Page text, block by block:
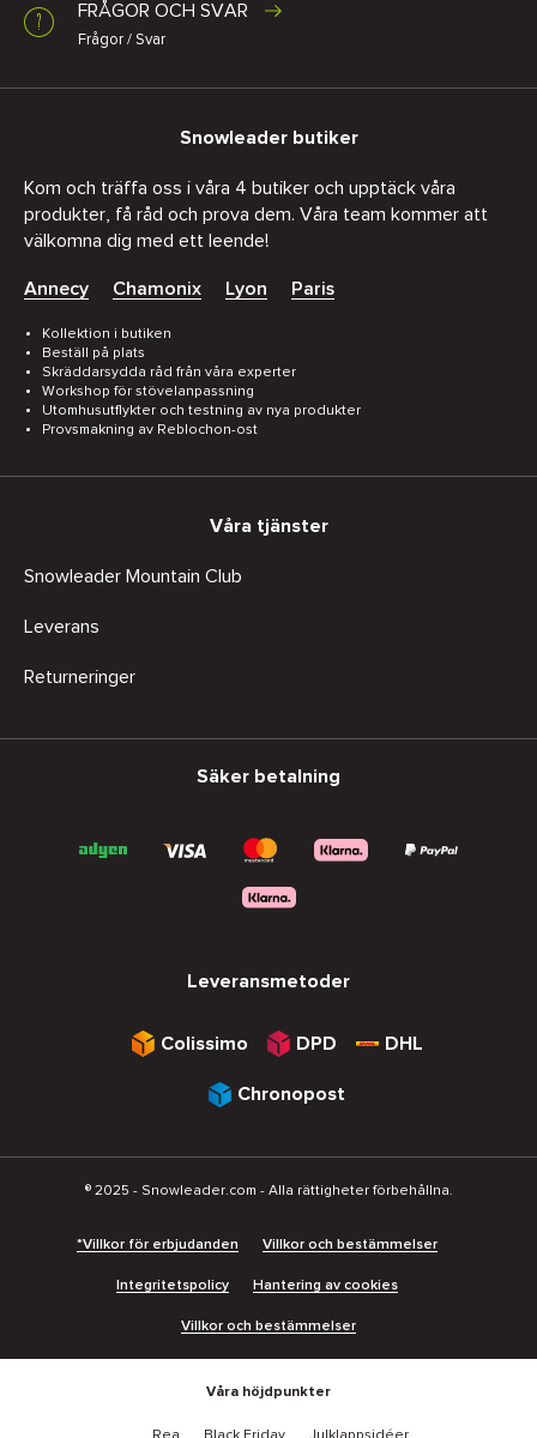
FRÅGOR OCH SVAR
Frågor / Svar
Snowleader butiker
Kom och träffa oss i våra 4 butiker och upptäck våra
produkter, få råd och prova dem. Våra team kommer att
välkomna dig med ett leende!
Annecy Chamonix Lyon Paris
Kollektion i butiken
Beställ på plats
Skräddarsydda råd från våra experter
Workshop för stövelanpassning
Utomhusutflykter och testning av nya produkter
Provsmakning av Reblochon-ost
Våra tjänster
Snowleader Mountain Club
Leverans
Returneringer
Säker betalning
Leveransmetoder
Colissimo DPD DHL
Chronopost
® 2025 - Snowleader.com - Alla rättigheter förbehållna.
*Villkor för erbjudanden Villkor och bestämmelser
Integritetspolicy Hantering av cookies
Villkor och bestämmelser
Våra höjdpunkter